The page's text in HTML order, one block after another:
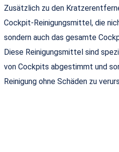
Zusätzlich zu den
Cockpit-Reinigungsmittel, die
sondern auch das gesamte
Diese Reinigungsmittel sind
von Cockpits abgestimmt und
Reinigung ohne Schäden zu